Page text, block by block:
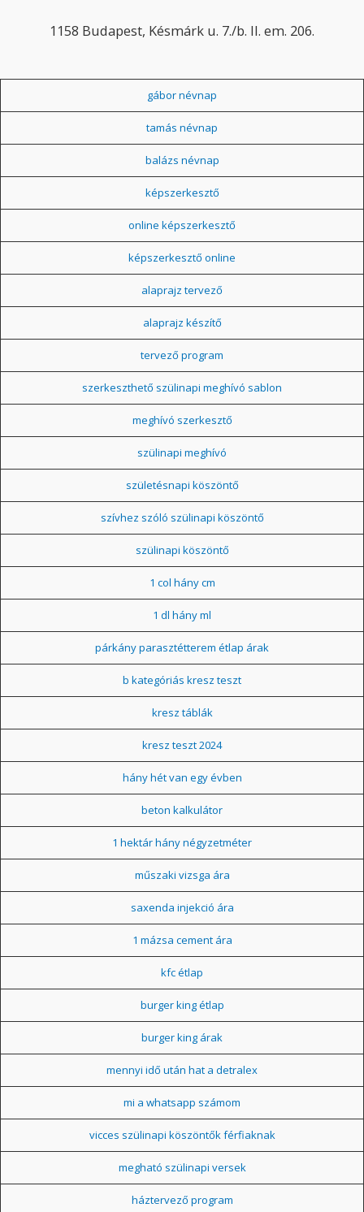
1158 Budapest, Késmárk u. 7./b. II. em. 206.
gábor névnap
tamás névnap
balázs névnap
képszerkesztő
online képszerkesztő
képszerkesztő online
alaprajz tervező
alaprajz készítő
tervező program
szerkeszthető szülinapi meghívó sablon
meghívó szerkesztő
szülinapi meghívó
születésnapi köszöntő
szívhez szóló szülinapi köszöntő
szülinapi köszöntő
1 col hány cm
1 dl hány ml
párkány parasztétterem étlap árak
b kategóriás kresz teszt
kresz táblák
kresz teszt 2024
hány hét van egy évben
beton kalkulátor
1 hektár hány négyzetméter
műszaki vizsga ára
saxenda injekció ára
1 mázsa cement ára
kfc étlap
burger king étlap
burger king árak
mennyi idő után hat a detralex
mi a whatsapp számom
vicces szülinapi köszöntők férfiaknak
megható szülinapi versek
háztervező program